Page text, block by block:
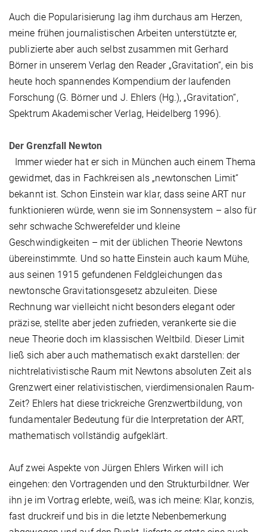
Auch die Popularisierung lag ihm durchaus am Herzen,
meine frühen journalistischen Arbeiten unterstützte er,
publizierte aber auch selbst zusammen mit Gerhard
Börner in unserem Verlag den Reader „Gravitation“, ein bis
heute hoch spannendes Kompendium der laufenden
Forschung (G. Börner und J. Ehlers (Hg.), „Gravitation“,
Spektrum Akademischer Verlag, Heidelberg 1996).
Der Grenzfall Newton
Immer wieder hat er sich in München auch einem Thema
gewidmet, das in Fachkreisen als „newtonschen Limit“
bekannt ist. Schon Einstein war klar, dass seine ART nur
funktionieren würde, wenn sie im Sonnensystem – also für
sehr schwache Schwerefelder und kleine
Geschwindigkeiten – mit der üblichen Theorie Newtons
übereinstimmte. Und so hatte Einstein auch kaum Mühe,
aus seinen 1915 gefundenen Feldgleichungen das
newtonsche Gravitationsgesetz abzuleiten. Diese
Rechnung war vielleicht nicht besonders elegant oder
präzise, stellte aber jeden zufrieden, verankerte sie die
neue Theorie doch im klassischen Weltbild. Dieser Limit
ließ sich aber auch mathematisch exakt darstellen: der
nichtrelativistische Raum mit Newtons absoluten Zeit als
Grenzwert einer relativistischen, vierdimensionalen Raum-
Zeit? Ehlers hat diese trickreiche Grenzwertbildung, von
fundamentaler Bedeutung für die Interpretation der ART,
mathematisch vollständig aufgeklärt.
Auf zwei Aspekte von Jürgen Ehlers Wirken will ich
eingehen: den Vortragenden und den Strukturbildner. Wer
ihn je im Vortrag erlebte, weiß, was ich meine: Klar, konzis,
fast druckreif und bis in die letzte Nebenbemerkung